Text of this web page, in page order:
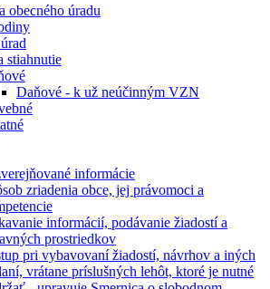
obecného úradu
stiahnutie
Daňové - k už neúčinným VZN
informácie
zriadenia obce, jej právomoci a
informácií, podávanie žiadostí a
prostriedkov
pri vybavovaní žiadostí, návrhov a iných
vrátane príslušných lehôt, ktoré je nutné